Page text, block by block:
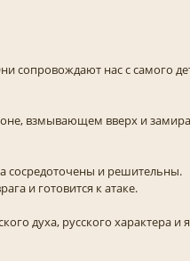
сопровождают нас с самого
взмывающем вверх и
сосредоточены и решительны.
и готовится к атаке.
духа, русского характера и